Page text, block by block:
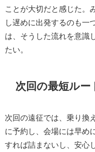
ことが大切だと感じた。
し遅めに出発するのも一
は、そうした流れを意識
たい。
次回の最短ルー
次回の遠征では、乗り換
に予約し、会場には早め
すれば詰まないし、安心